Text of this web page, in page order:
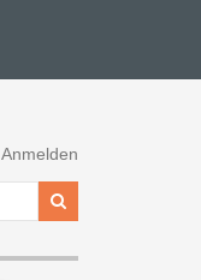
Anmelden